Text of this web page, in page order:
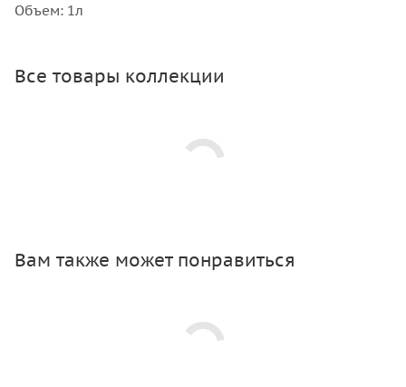
Объем: 1л
Все товары коллекции
Вам также может понравиться